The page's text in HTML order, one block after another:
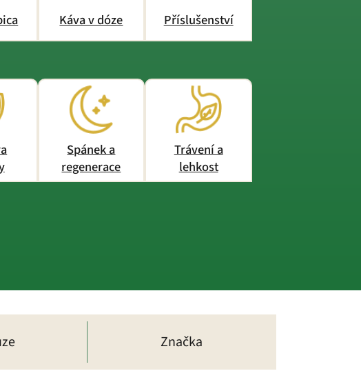
Káva v dóze Příslušenství
Spánek a
regenerace
Trávení a
lehkost
Značka